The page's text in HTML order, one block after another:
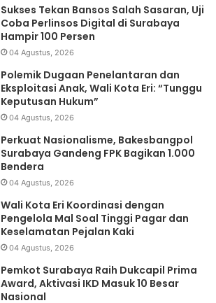
Sukses Tekan Bansos Salah Sasaran, Uji
Coba Perlinsos Digital di Surabaya
Hampir 100 Persen
04 Agustus, 2026
Polemik Dugaan Penelantaran dan
Eksploitasi Anak, Wali Kota Eri: “Tunggu
Keputusan Hukum”
04 Agustus, 2026
Perkuat Nasionalisme, Bakesbangpol
Surabaya Gandeng FPK Bagikan 1.000
Bendera
04 Agustus, 2026
Wali Kota Eri Koordinasi dengan
Pengelola Mal Soal Tinggi Pagar dan
Keselamatan Pejalan Kaki
04 Agustus, 2026
Pemkot Surabaya Raih Dukcapil Prima
Award, Aktivasi IKD Masuk 10 Besar
Nasional